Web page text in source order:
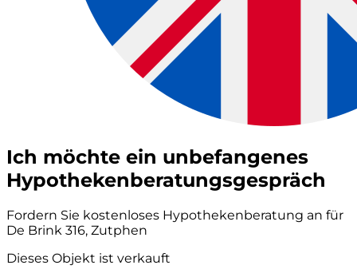
Ich möchte ein unbefangenes
Hypothekenberatungsgespräch
Fordern Sie kostenloses Hypothekenberatung an für
De Brink 316, Zutphen
Dieses Objekt ist verkauft